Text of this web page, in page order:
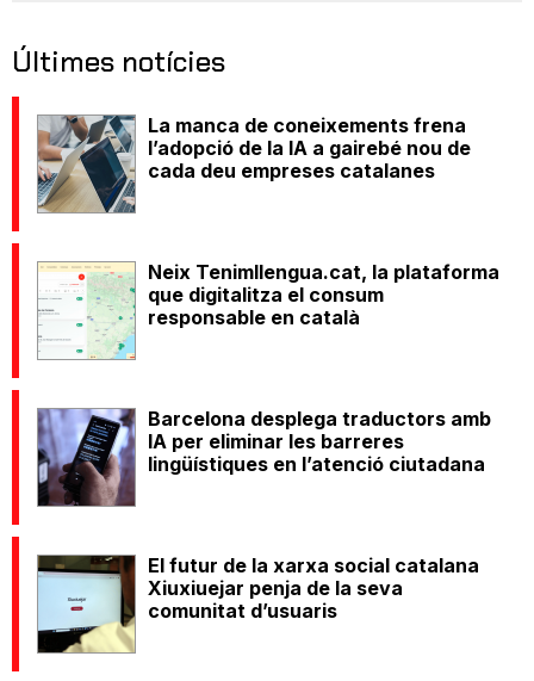
Últimes notícies
La manca de coneixements frena
l’adopció de la IA a gairebé nou de
cada deu empreses catalanes
Neix Tenimllengua.cat, la plataforma
que digitalitza el consum
responsable en català
Barcelona desplega traductors amb
IA per eliminar les barreres
lingüístiques en l’atenció ciutadana
El futur de la xarxa social catalana
Xiuxiuejar penja de la seva
comunitat d’usuaris